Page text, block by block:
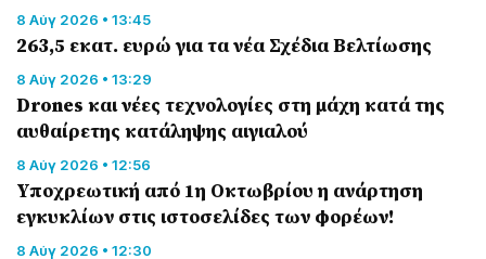
8 Αύγ 2026 • 13:45
263,5 εκατ. ευρώ για τα νέα Σχέδια Βελτίωσης
8 Αύγ 2026 • 13:29
Drones και νέες τεχνολογίες στη μάχη κατά της
αυθαίρετης κατάληψης αιγιαλού
8 Αύγ 2026 • 12:56
Υποχρεωτική από 1η Οκτωβρίου η ανάρτηση
εγκυκλίων στις ιστοσελίδες των φορέων!
8 Αύγ 2026 • 12:30